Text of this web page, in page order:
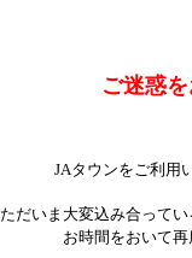
ご迷惑
JAタウンをご利用
ただいま大変込み合って
お時間をおいて